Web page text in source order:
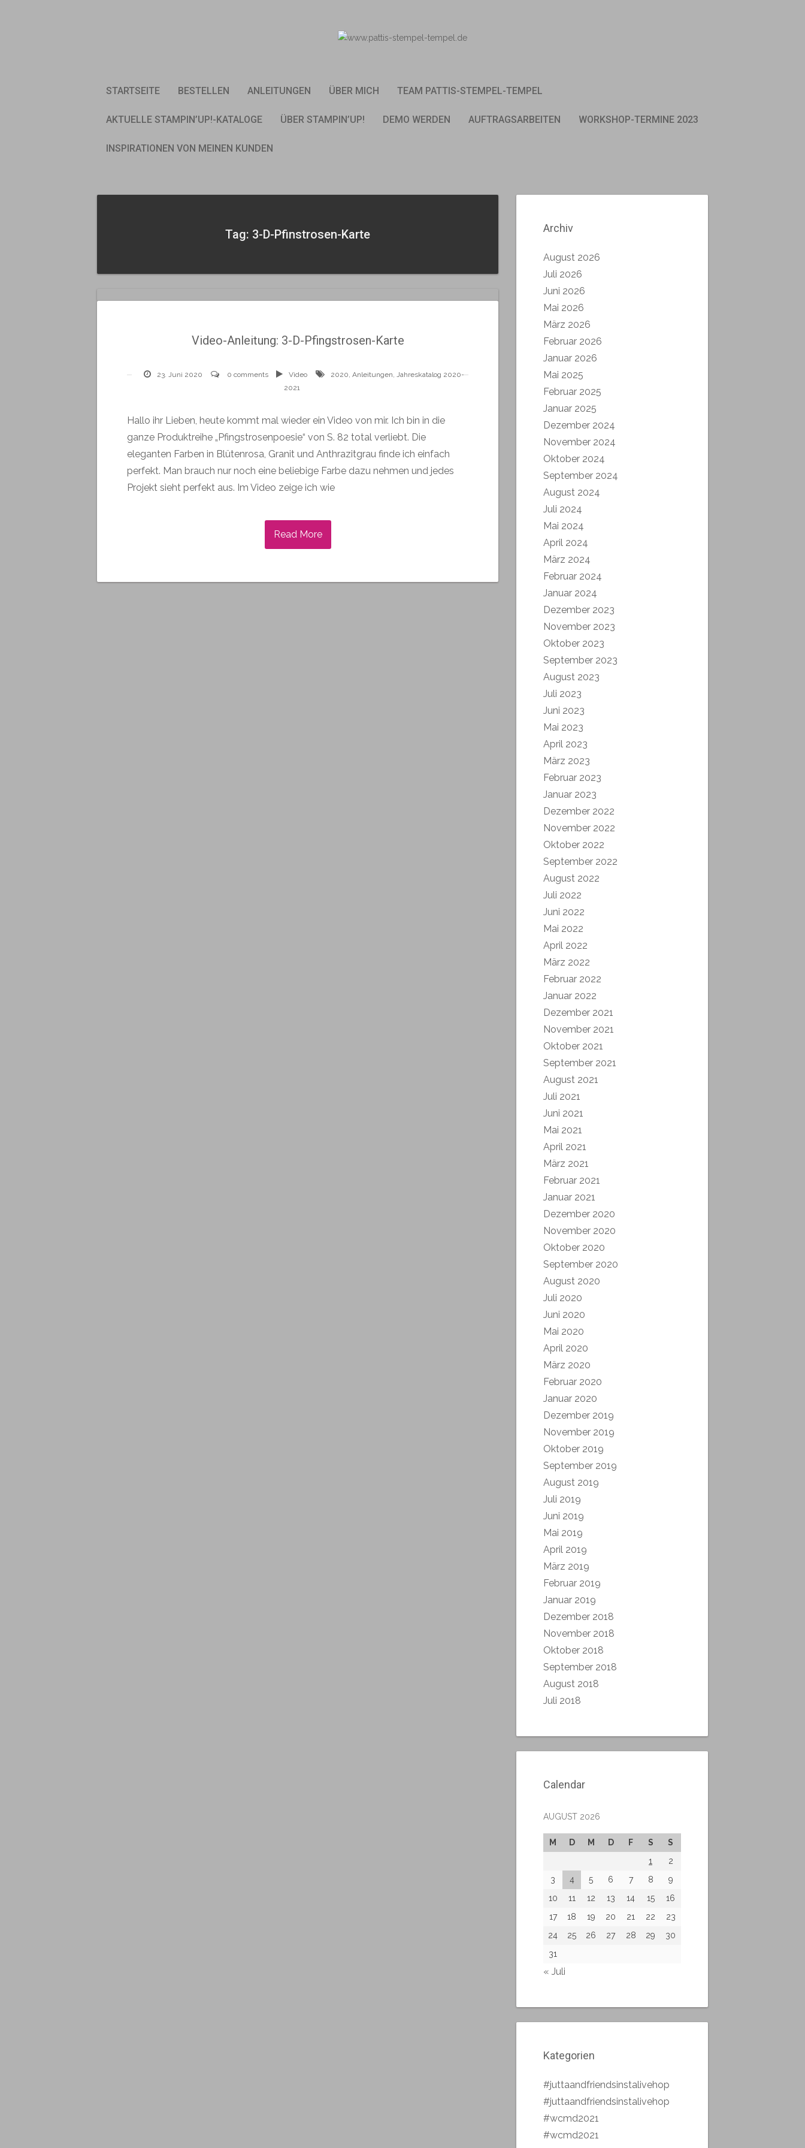
STARTSEITE BESTELLEN ANLEITUNGEN ÜBER MICH TEAM PATTIS-STEMPEL-TEMPEL
AKTUELLE STAMPIN’UP!-KATALOGE ÜBER STAMPIN’UP! DEMO WERDEN AUFTRAGSARBEITEN WORKSHOP-TERMINE 2023
INSPIRATIONEN VON MEINEN KUNDEN
Tag: 3-D-Pfinstrosen-Karte
Video-Anleitung: 3-D-Pfingstrosen-Karte
23. Juni 2020 0 comments Video 2020, Anleitungen, Jahreskatalog 2020-
2021
Hallo ihr Lieben, heute kommt mal wieder ein Video von mir. Ich bin in die
ganze Produktreihe „Pfingstrosenpoesie“ von S. 82 total verliebt. Die
eleganten Farben in Blütenrosa, Granit und Anthrazitgrau finde ich einfach
perfekt. Man brauch nur noch eine beliebige Farbe dazu nehmen und jedes
Projekt sieht perfekt aus. Im Video zeige ich wie
Read More
Archiv
August 2026
Juli 2026
Juni 2026
Mai 2026
März 2026
Februar 2026
Januar 2026
Mai 2025
Februar 2025
Januar 2025
Dezember 2024
November 2024
Oktober 2024
September 2024
August 2024
Juli 2024
Mai 2024
April 2024
März 2024
Februar 2024
Januar 2024
Dezember 2023
November 2023
Oktober 2023
September 2023
August 2023
Juli 2023
Juni 2023
Mai 2023
April 2023
März 2023
Februar 2023
Januar 2023
Dezember 2022
November 2022
Oktober 2022
September 2022
August 2022
Juli 2022
Juni 2022
Mai 2022
April 2022
März 2022
Februar 2022
Januar 2022
Dezember 2021
November 2021
Oktober 2021
September 2021
August 2021
Juli 2021
Juni 2021
Mai 2021
April 2021
März 2021
Februar 2021
Januar 2021
Dezember 2020
November 2020
Oktober 2020
September 2020
August 2020
Juli 2020
Juni 2020
Mai 2020
April 2020
März 2020
Februar 2020
Januar 2020
Dezember 2019
November 2019
Oktober 2019
September 2019
August 2019
Juli 2019
Juni 2019
Mai 2019
April 2019
März 2019
Februar 2019
Januar 2019
Dezember 2018
November 2018
Oktober 2018
September 2018
August 2018
Juli 2018
Calendar
AUGUST 2026
M D M D F S
S
1
2
3
4 5 6 7 8
9
10
11 12 13 14 15
16
17
18 19 20 21 22
23
24
25 26 27 28 29
30
31
« Juli
Kategorien
#juttaandfriendsinstalivehop
#juttaandfriendsinstalivehop
#wcmd2021
#wcmd2021